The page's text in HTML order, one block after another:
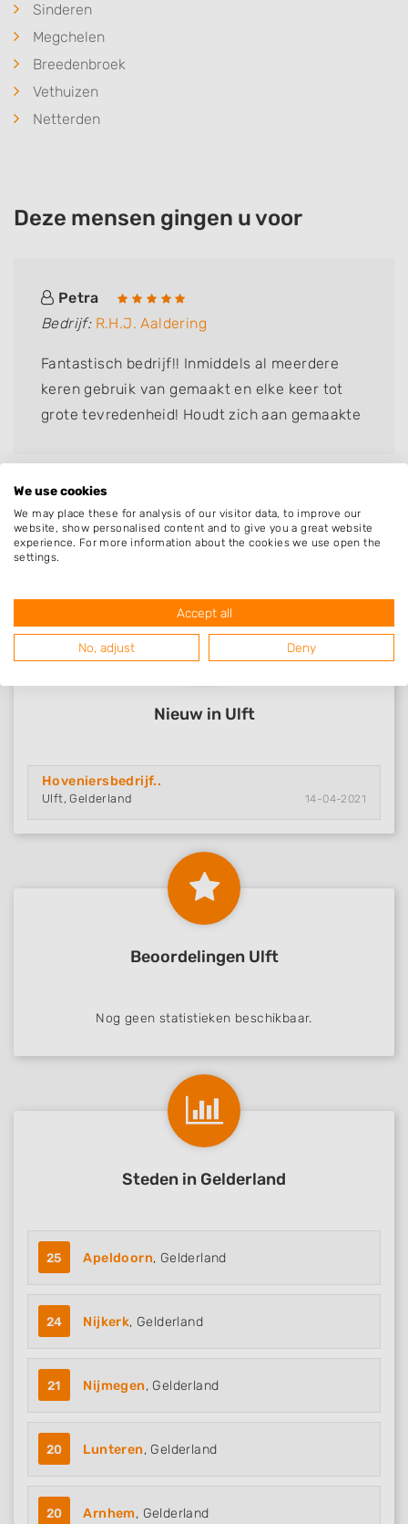
Sinderen
Megchelen
Breedenbroek
Vethuizen
Netterden
Deze mensen gingen u voor
Petra
Bedrijf: R.H.J. Aaldering
Fantastisch bedrijf!! Inmiddels al meerdere
keren gebruik van gemaakt en elke keer tot
grote tevredenheid! Houdt zich aan gemaakte
en zorgt voor een nette afwerking. Ik raad
iedereen dit bedrijf aan!
Nieuw in Ulft
Hoveniersbedrijf..
Ulft, Gelderland 14-04-2021
Beoordelingen Ulft
Nog geen statistieken beschikbaar.
Steden in Gelderland
25 Apeldoorn, Gelderland
24 Nijkerk, Gelderland
21 Nijmegen, Gelderland
20 Lunteren, Gelderland
20 Arnhem, Gelderland
We use cookies
We may place these for analysis of our visitor data, to improve our
website, show personalised content and to give you a great website
experience. For more information about the cookies we use open the
settings.
Accept all
No, adjust Deny